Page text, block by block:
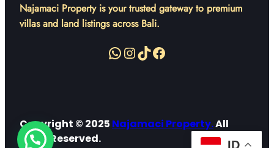
Najamaci Property is your trusted gateway to premium
villas and land listings across Bali.
WhatsApp InstagramTikTok Facebook
Copyright © 2025 Najamaci Property.All
Right Reserved.
ID